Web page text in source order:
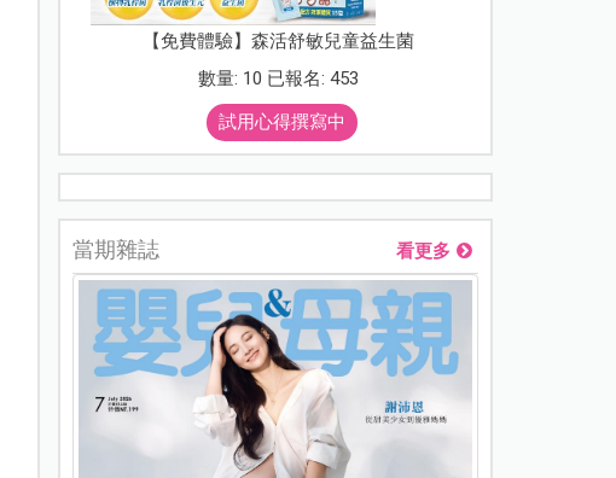
【免費體驗】森活舒敏兒童益生菌
數量: 10 已報名: 453
試用心得撰寫中
當期雜誌 看更多